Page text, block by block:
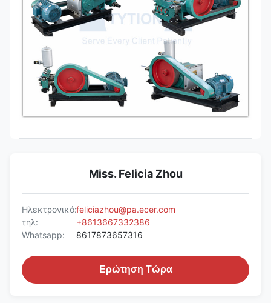
Miss. Felicia Zhou
Ηλεκτρονικό:feliciazhou@pa.ecer.com
τηλ:
+8613667332386
Whatsapp:
8617873657316
Ερώτηση Τώρα